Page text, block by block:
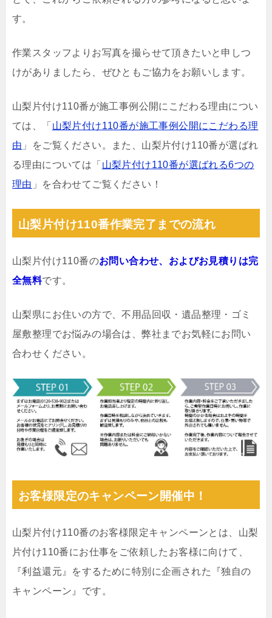
す。
作業スタッフよりお写真を撮らせて頂きたいと申しつ
けがありましたら、ぜひともご協力をお願いします。
山梨片付け110番が施工事例公開にこだわる理由につい
ては、「 山梨片付け110番が施工事例公開にこだわる理
由 」をご覧ください。また、山梨片付け110番が選ばれ
る理由については「 山梨片付け110番が選ばれる6つの
理由 」を合わせてご覧ください！
山梨片付け110番作業完了までの流れ
山梨片付け110番のお問い合わせ、およびお見積りは完
全無料です。
山梨県にお住いの方で、不用品回収・遺品整理・ゴミ
屋敷整理でお悩みの場合は、弊社までお気軽にお問い
合わせください。
お客様限定のキャンペーン開催中！
山梨片付け110番のお客様限定キャンペーンとは、山梨
片付け110番にお仕事をご依頼したお客様に向けて、
『利益還元』をするために特別に企画された『独自の
キャンペーン』です。